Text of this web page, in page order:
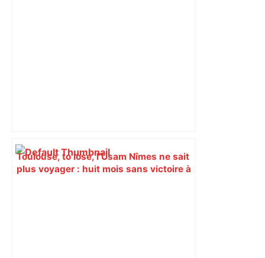
Toulouse, to lose, l’Usam Nîmes ne sait
plus voyager : huit mois sans victoire à